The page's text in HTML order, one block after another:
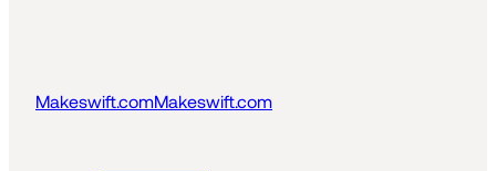
Makeswift.comMakeswift.com